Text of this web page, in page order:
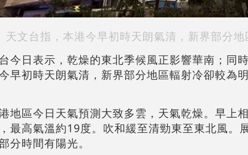
天文台指，本港今早初時天朗氣清，新界部分地
今日表示，乾燥的東北季候風正影響華南；同
早初時天朗氣清，新界部分地區輻射冷卻較為
地區今日天氣預測大致多雲，天氣乾燥。早上
最高氣溫約19度。吹和緩至清勁東至東北風。
分時間有陽光。